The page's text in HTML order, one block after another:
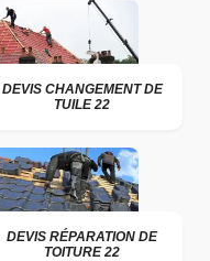
DEVIS CHANGEMENT DE
TUILE 22
DEVIS RÉPARATION DE
TOITURE 22